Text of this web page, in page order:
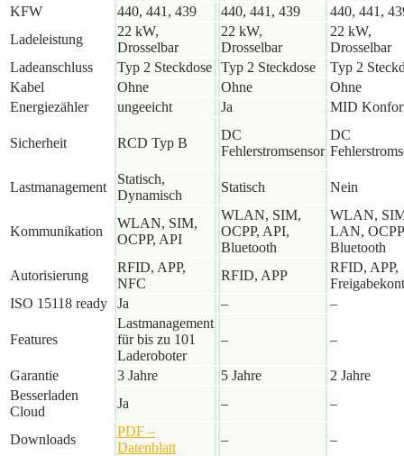
KFW
440, 441, 439 440, 441, 439
440, 441,
Ladeleistung
22 kW,
Drosselbar
22 kW,
Drosselbar
22 kW,
Drosselbar
Ladeanschluss
Typ 2 Steckdose Typ 2 Steckdose
Typ 2
Kabel
Ohne Ohne
Ohne
Energiezähler
ungeeicht Ja MID
Sicherheit RCD Typ B
DC
Fehlerstromsensor
DC
Lastmanagement
Statisch,
Dynamisch
Statisch Nein
Kommunikation
WLAN, SIM,
OCPP, API
WLAN, SIM,
OCPP, API,
Bluetooth
WLAN,
LAN,
Bluetooth
Autorisierung
RFID, APP,
NFC
RFID, APP
RFID, APP,
ISO 15118 ready
Ja – –
Features
Lastmanagement
für bis zu 101
Laderoboter
– –
Garantie 3 Jahre 5 Jahre
2 Jahre
Besserladen
Cloud
Ja – –
Downloads
PDF –
Datenblatt
– –